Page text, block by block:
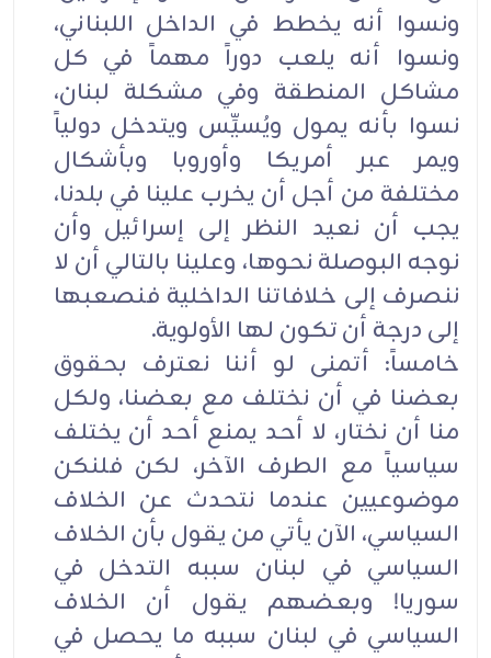
ونسوا أنه يخطط في الداخل اللبناني،
ونسوا أنه يلعب دوراً مهماً في كل
مشاكل المنطقة وفي مشكلة لبنان،
نسوا بأنه يمول ويُسيِّس ويتدخل دولياً
ويمر عبر أمريكا وأوروبا وبأشكال
مختلفة من أجل أن يخرب علينا في بلدنا،
يجب أن نعيد النظر إلى إسرائيل وأن
نوجه البوصلة نحوها، وعلينا بالتالي أن لا
ننصرف إلى خلافاتنا الداخلية فنصعبها
إلى درجة أن تكون لها الأولوية.
خامساً: أتمنى لو أننا نعترف بحقوق
بعضنا في أن نختلف مع بعضنا، ولكل
منا أن نختار، لا أحد يمنع أحد أن يختلف
سياسياً مع الطرف الآخر، لكن فلنكن
موضوعيين عندما نتحدث عن الخلاف
السياسي، الآن يأتي من يقول بأن الخلاف
السياسي في لبنان سببه التدخل في
سوريا! وبعضهم يقول أن الخلاف
السياسي في لبنان سببه ما يحصل في